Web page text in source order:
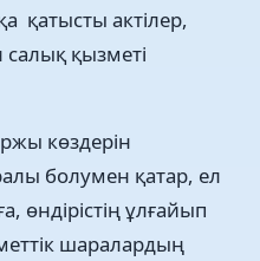
қатысты актілер,
қызметі
көздерін
болумен қатар, ел
өндірістің ұлғайып
шаралардың